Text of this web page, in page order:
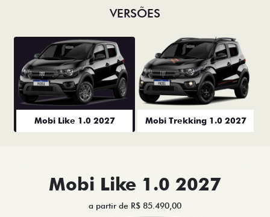
VERSÕES
Mobi Like 1.0 2027 Mobi Trekking 1.0 2027
Mobi Like 1.0 2027
a partir de R$ 85.490,00